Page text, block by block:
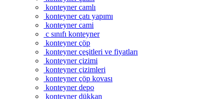
konteyner camlı
konteyner çatı yapımı
konteyner cami
c sınıfı konteyner
konteyner çöp
konteyner çeşitleri ve fiyatları
konteyner çizimi
konteyner çizimleri
konteyner çöp kovası
konteyner depo
konteyner dükkan